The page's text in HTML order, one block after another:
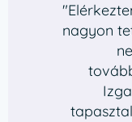
nagyon